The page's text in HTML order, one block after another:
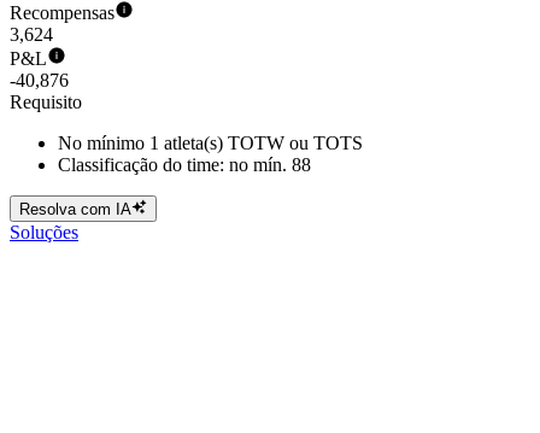
Recompensas
3,624
P&L
-40,876
Requisito
No mínimo 1 atleta(s) TOTW ou TOTS
Classificação do time: no mín. 88
Resolva com IA
Soluções